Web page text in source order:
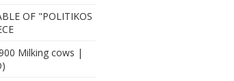
OF "POLITIKOS
Milking cows |